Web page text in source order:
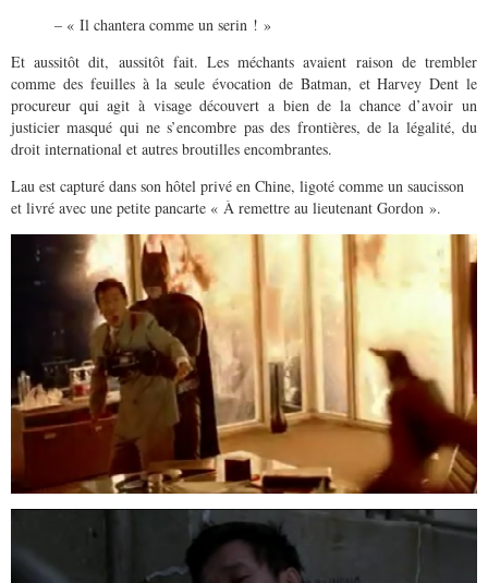
– « Il chantera comme un serin ! »
Et aussitôt dit, aussitôt fait. Les méchants avaient raison de trembler
comme des feuilles à la seule évocation de Batman, et Harvey Dent le
procureur qui agit à visage découvert a bien de la chance d’avoir un
justicier masqué qui ne s’encombre pas des frontières, de la légalité, du
droit international et autres broutilles encombrantes.
Lau est capturé dans son hôtel privé en Chine, ligoté comme un saucisson
et livré avec une petite pancarte « À remettre au lieutenant Gordon ».